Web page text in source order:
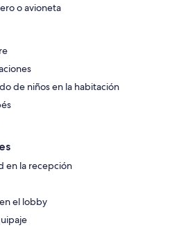
o avioneta
de niños en la habitación
en la recepción
el lobby